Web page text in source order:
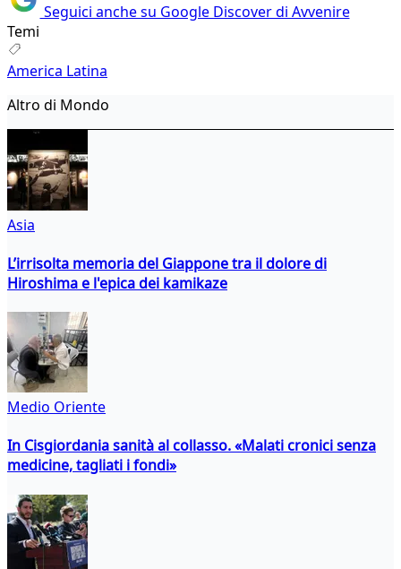
Seguici anche su Google Discover di Avvenire
Temi
America Latina
Altro di Mondo
Asia
L’irrisolta memoria del Giappone tra il dolore di
Hiroshima e l'epica dei kamikaze
Medio Oriente
In Cisgiordania sanità al collasso. «Malati cronici senza
medicine, tagliati i fondi»